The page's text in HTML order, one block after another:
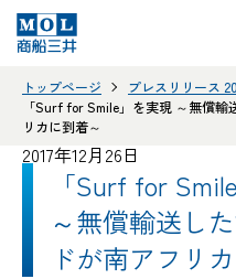
トップページ
プレスリリース
「Surf for Smile」を実現 ～無償輸
リカに到着～
2017年12月26日
「Surf for
～無償輸送し
ドが南アフリ